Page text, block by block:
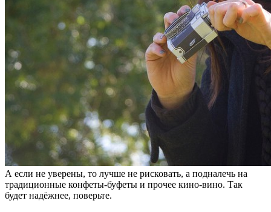
А если не уверены, то лучше не рисковать, а подналечь на
традиционные конфеты-буфеты и прочее кино-вино. Так
будет надёжнее, поверьте.